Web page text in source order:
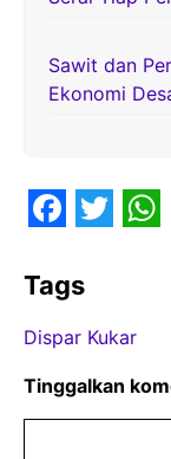
Sawit dan
Ekonomi
a
c
e
b
o
w
t
t
e
t
s
A
Tags
Dispar Kukar
Tinggalkan